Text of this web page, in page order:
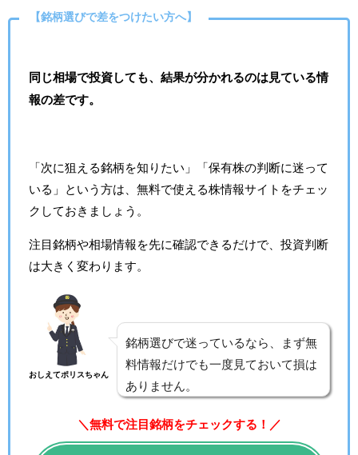
【銘柄選びで差をつけたい方へ】
同じ相場で投資しても、結果が分かれるのは見ている情
報の差です。
「次に狙える銘柄を知りたい」「保有株の判断に迷って
いる」という方は、無料で使える株情報サイトをチェッ
クしておきましょう。
注目銘柄や相場情報を先に確認できるだけで、投資判断
は大きく変わります。
おしえてポリスちゃん
銘柄選びで迷っているなら、まず無
料情報だけでも一度見ておいて損は
ありません。
＼無料で注目銘柄をチェックする！／